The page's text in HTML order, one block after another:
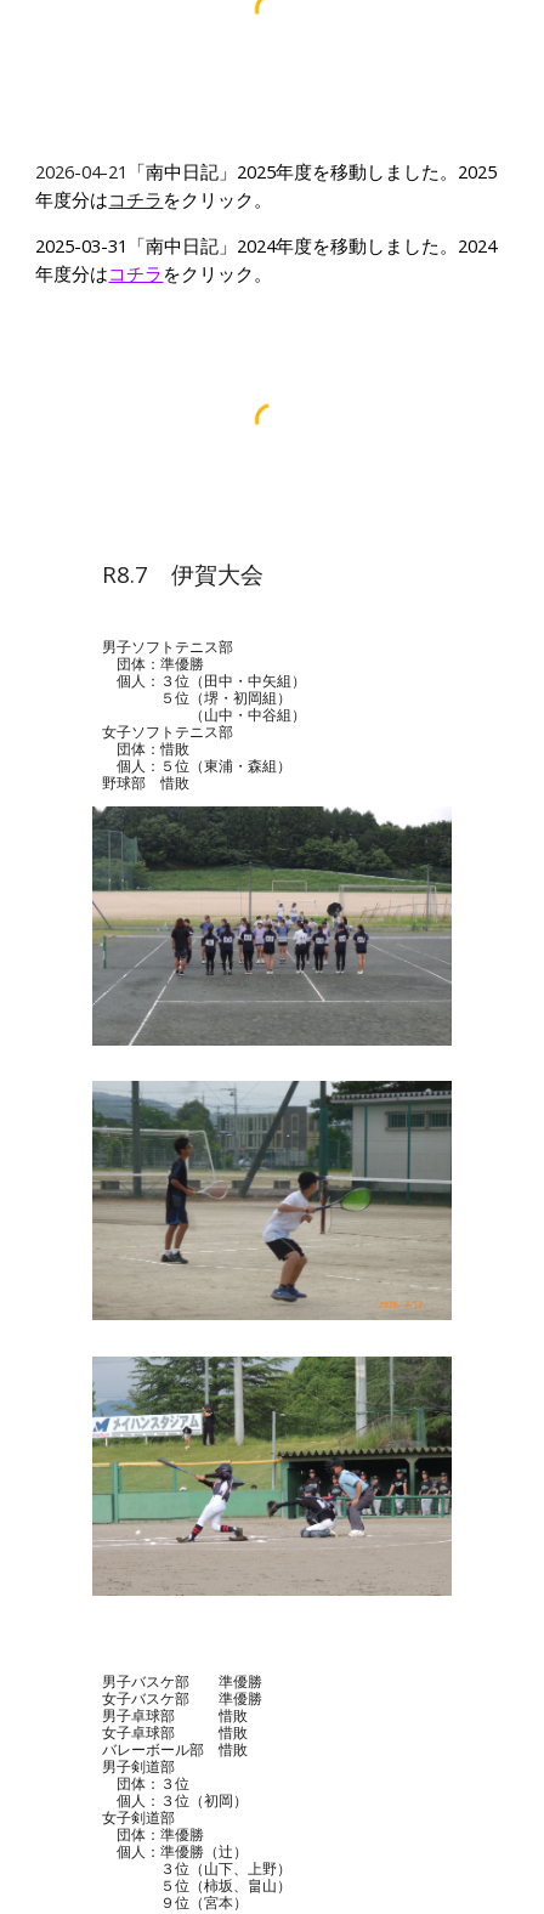
2026-04-21 「南中日記」2025年度を移動しました。2025
年度分はコチラ をクリック。
2025-03-31「南中日記」2024年度を移動しました。2024
年度分はコチラ をクリック。
R8.7 伊賀大会
男子ソフトテニス部
団体：準優勝
個人：３位（田中・中矢組）
５位（堺・初岡組）
（山中・中谷組）
女子ソフトテニス部
団体：惜敗
個人：５位（東浦・森組）
野球部 惜敗
男子バスケ部 準優勝
女子バスケ部 準優勝
男子卓球部 惜敗
女子卓球部 惜敗
バレーボール部 惜敗
男子剣道部
団体：３位
個人：３位（初岡）
女子剣道部
団体：準優勝
個人：準優勝（辻）
３位（山下、上野）
５位（柿坂、畠山）
９位（宮本）